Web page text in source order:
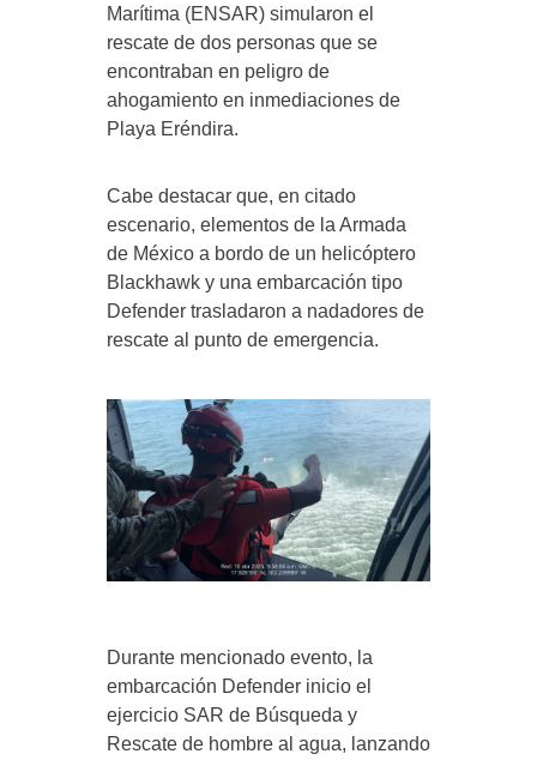
Marítima (ENSAR) simularon el
rescate de dos personas que se
encontraban en peligro de
ahogamiento en inmediaciones de
Playa Eréndira.
Cabe destacar que, en citado
escenario, elementos de la Armada
de México a bordo de un helicóptero
Blackhawk y una embarcación tipo
Defender trasladaron a nadadores de
rescate al punto de emergencia.
Durante mencionado evento, la
embarcación Defender inicio el
ejercicio SAR de Búsqueda y
Rescate de hombre al agua, lanzando